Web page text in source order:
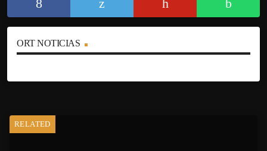
ORT NOTICIAS
RELATED